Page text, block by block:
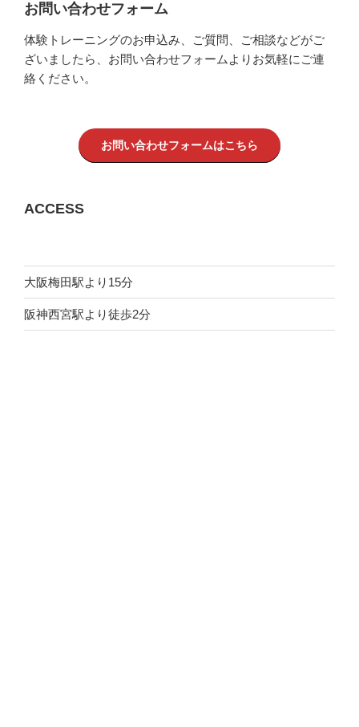
お問い合わせフォーム
体験トレーニングのお申込み、ご質問、ご相談などがご
ざいましたら、お問い合わせフォームよりお気軽にご連
絡ください。
お問い合わせフォームはこちら
ACCESS
大阪梅田駅より15分
阪神西宮駅より徒歩2分